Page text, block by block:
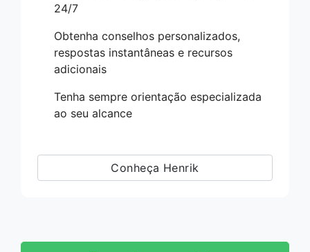
24/7
Obtenha conselhos personalizados,
respostas instantâneas e recursos
adicionais
Tenha sempre orientação especializada
ao seu alcance
Conheça Henrik